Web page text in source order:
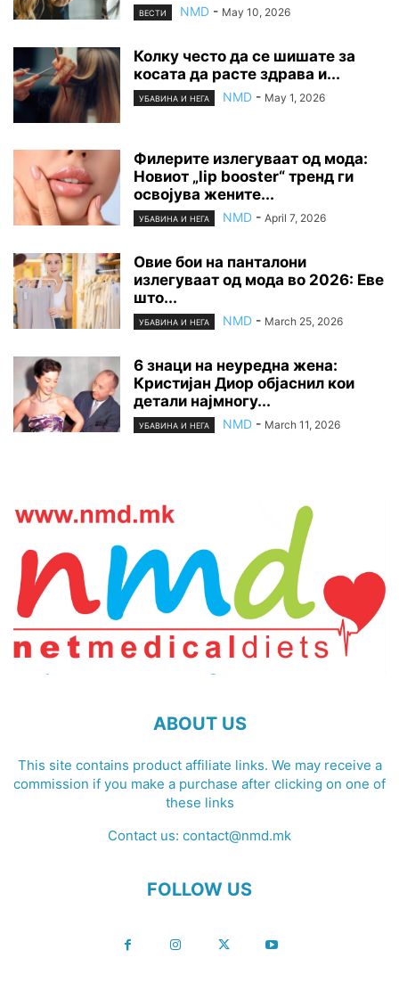
ВЕСТИ NMD - May 10, 2026
Колку често да се шишате за
косата да расте здрава и...
УБАВИНА И НЕГА NMD - May 1, 2026
Филерите излегуваат од мода:
Новиот „lip booster“ тренд ги
освојува жените...
УБАВИНА И НЕГА NMD - April 7, 2026
Овие бои на панталони
излегуваат од мода во 2026: Еве
што...
УБАВИНА И НЕГА NMD - March 25, 2026
6 знаци на неуредна жена:
Кристијан Диор објаснил кои
детали најмногу...
УБАВИНА И НЕГА NMD - March 11, 2026
ABOUT US
This site contains product affiliate links. We may receive a
commission if you make a purchase after clicking on one of
these links
Contact us: contact@nmd.mk
FOLLOW US